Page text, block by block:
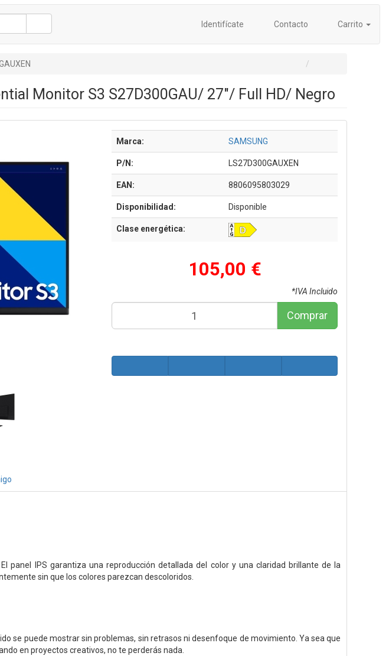
Identifícate Contacto Carrito
Monitor S3 S27D300GAU/ 27"/ Full HD/ Negro
Marca: SAMSUNG
P/N: LS27D300GAUXEN
EAN: 8806095803029
Disponibilidad: Disponible
Clase energética:
105,00 €
*IVA Incluido
Comprar
panel IPS garantiza una reproducción detallada del color y una claridad brillante de la
sin que los colores parezcan descoloridos.
se puede mostrar sin problemas, sin retrasos ni desenfoque de movimiento. Ya sea que
en proyectos creativos, no te perderás nada.